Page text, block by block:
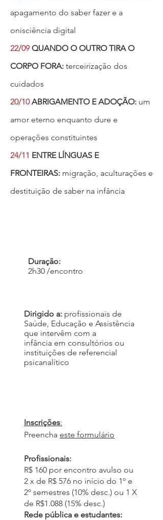
apagamento do saber fazer e a
onisciência digital
22/09 QUANDO O OUTRO TIRA O
CORPO FORA: terceirização dos
cuidados
20/10 ABRIGAMENTO E ADOÇÃO: um
amor eterno enquanto dure e
operações constituintes
24/11 ENTRE LÍNGUAS E
FRONTEIRAS: migração, aculturações e
destituição de saber na infância
Duração:
2h30 /encontro
Dirigido a: profissionais de
Saúde, Educação e Assistência
que intervêm com a
infância em consultórios ou
instituições de referencial
psicanalítico
Inscrições:
Preencha este formulário
Profissionais:
R$ 160 por encontro avulso ou
2 x de R$ 576 no início do 1º e
2º semestres (10% desc.) ou 1 X
de R$1.088 (15% desc.)
Rede pública e estudantes: